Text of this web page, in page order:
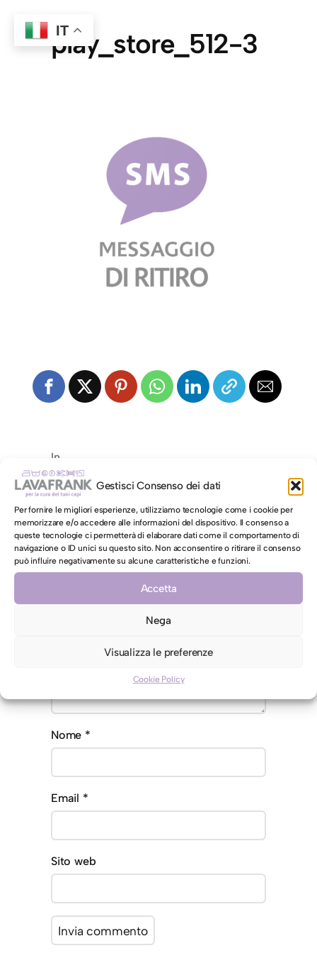
Gestisci Consenso dei dati
Per fornire le migliori esperienze, utilizziamo tecnologie come i cookie per
memorizzare e/o accedere alle informazioni del dispositivo. Il consenso a
queste tecnologie ci permetterà di elaborare dati come il comportamento di
navigazione o ID unici su questo sito. Non acconsentire o ritirare il consenso
può influire negativamente su alcune caratteristiche e funzioni.
Accetta
Nega
Visualizza le preferenze
Cookie Policy
play_store_512-3
In
Lascia un commento
Commento*
Nome *
Email *
Sito web
IT